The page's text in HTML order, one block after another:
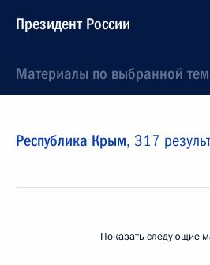
Президент России
Материалы по выбранной
Республика Крым, 317
Показать следующие